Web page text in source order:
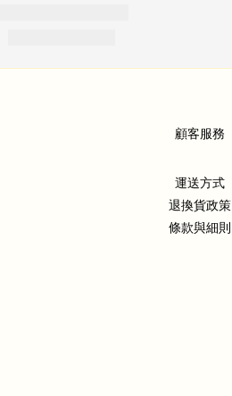
顧客服務
運送方式
退換貨政策
條款與細則